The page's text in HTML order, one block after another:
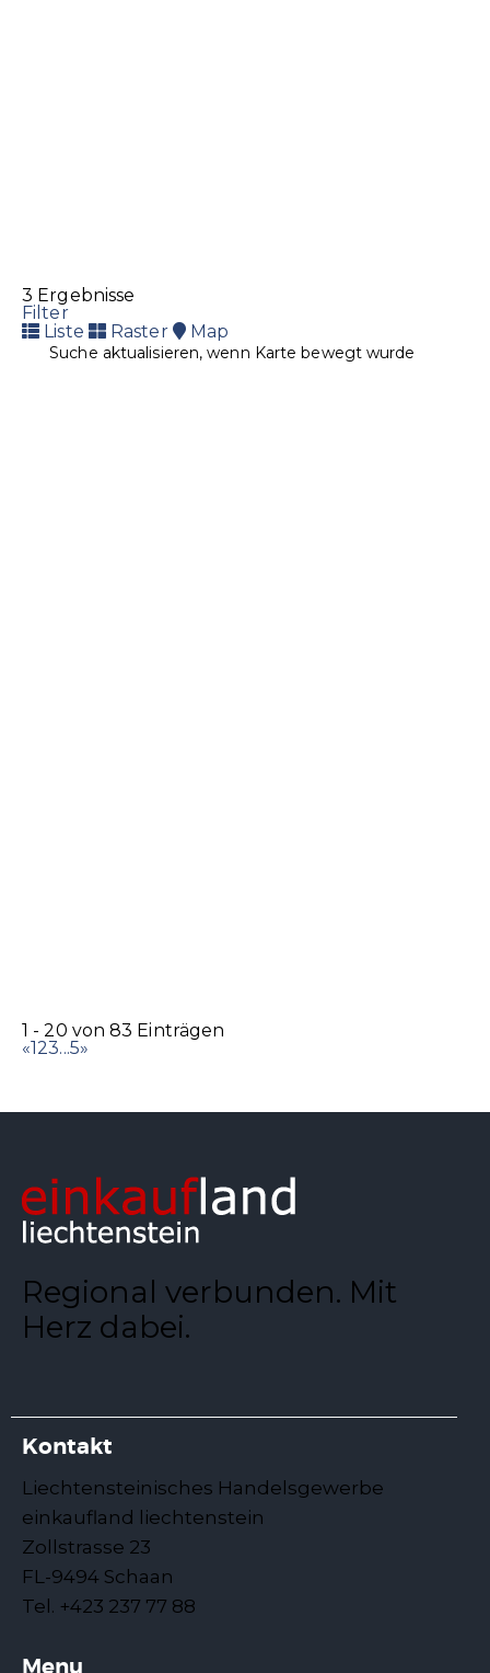
3 Ergebnisse
Filter
Liste
Raster Map
Suche aktualisieren, wenn Karte bewegt wurde
1 - 20 von 83 Einträgen
«123...5»
Regional verbunden. Mit
Herz dabei.
Kontakt
Liechtensteinisches Handelsgewerbe
einkaufland liechtenstein
Zollstrasse 23
FL-9494 Schaan
Tel. +423 237 77 88
Menu